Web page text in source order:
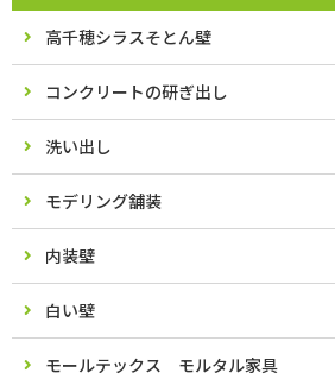
高千穂シラスそとん壁
コンクリートの研ぎ出し
洗い出し
モデリング舗装
内装壁
白い壁
モールテックス モルタル家具